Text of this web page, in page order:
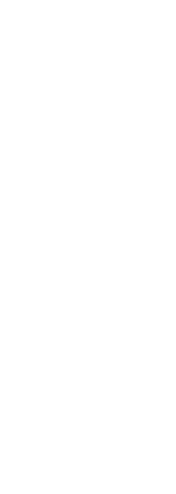
Noile taxe de